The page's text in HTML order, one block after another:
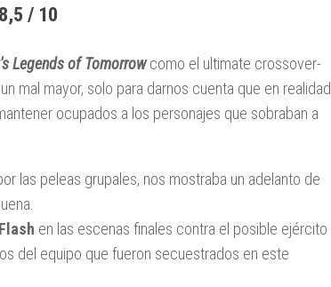
8,5 / 10
Legends of Tomorrowcomo el ultimate crossover-
mal mayor, solo para darnos cuenta que en realidad
ocupados a los personajes que sobraban a
las peleas grupales, nos mostraba un adelanto de
Flash en las escenas finales contra el posible ejército
del equipo que fueron secuestrados en este